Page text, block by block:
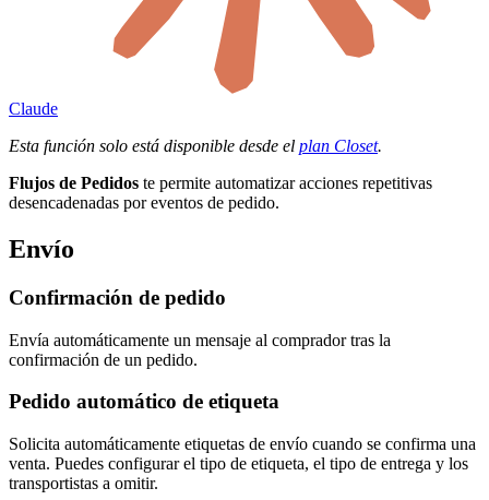
Claude
Esta función solo está disponible desde el plan Closet.
Flujos de Pedidos te permite automatizar acciones repetitivas
desencadenadas por eventos de pedido.
Envío
Confirmación de pedido
Envía automáticamente un mensaje al comprador tras la
confirmación de un pedido.
Pedido automático de etiqueta
Solicita automáticamente etiquetas de envío cuando se confirma una
venta. Puedes configurar el tipo de etiqueta, el tipo de entrega y los
transportistas a omitir.